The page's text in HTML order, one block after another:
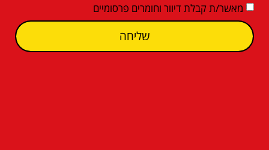
מאשר/ת קבלת דיוור וחומרים פרסומיים
שליחה